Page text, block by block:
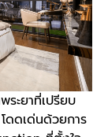
ระยาที่เปรียบ
ดดเด่นด้วยการ